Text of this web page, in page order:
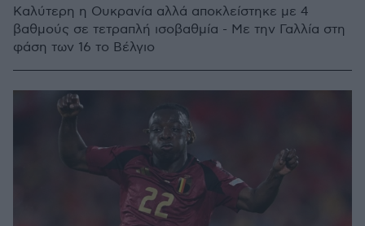
Καλύτερη η Ουκρανία αλλά αποκλείστηκε με 4
βαθμούς σε τετραπλή ισοβαθμία - Με την Γαλλία στη
φάση των 16 το Βέλγιο